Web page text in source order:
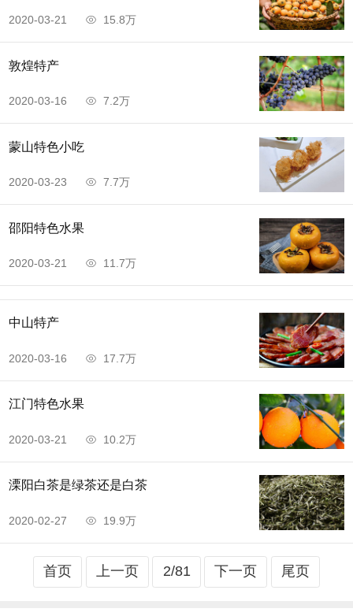
2020-03-21 15.8万
敦煌特产
2020-03-16 7.2万
蒙山特色小吃
2020-03-23 7.7万
邵阳特色水果
2020-03-21 11.7万
中山特产
2020-03-16 17.7万
江门特色水果
2020-03-21 10.2万
溧阳白茶是绿茶还是白茶
2020-02-27 19.9万
首页 上一页 2/81 下一页 尾页